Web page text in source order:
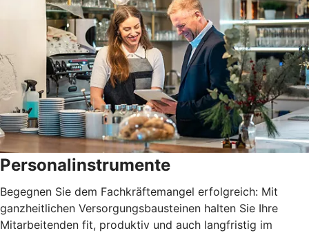
Personalinstrumente
Begegnen Sie dem Fachkräftemangel erfolgreich: Mit
ganzheitlichen Versorgungsbausteinen halten Sie Ihre
Mitarbeitenden fit, produktiv und auch langfristig im